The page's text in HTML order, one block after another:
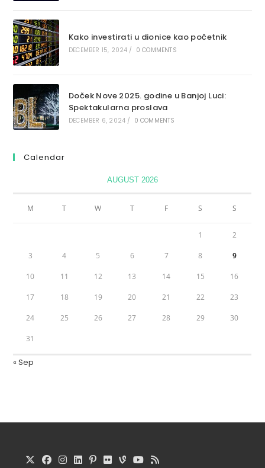
Kako investirati u dionice kao početnik
DECEMBER 15, 2024 / 0 COMMENTS
Doček Nove 2025. godine u Banjoj Luci:
Spektakularna proslava
DECEMBER 6, 2024 / 0 COMMENTS
Calendar
AUGUST 2026
M T W T F S S
1 2
3 4 5 6 7 8 9
10 11 12 13 14 15 16
17 18 19 20 21 22 23
24 25 26 27 28 29 30
31
« Sep